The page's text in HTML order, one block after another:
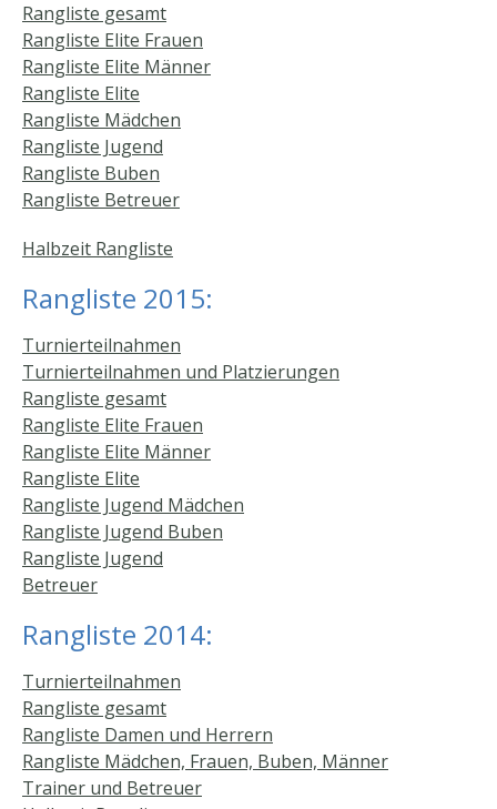
Rangliste gesamt
Rangliste Elite Frauen
Rangliste Elite Männer
Rangliste Elite
Rangliste Mädchen
Rangliste Jugend
Rangliste Buben
Rangliste Betreuer
Halbzeit Rangliste
Rangliste 2015:
Turnierteilnahmen
Turnierteilnahmen und Platzierungen
Rangliste gesamt
Rangliste Elite Frauen
Rangliste Elite Männer
Rangliste Elite
Rangliste Jugend Mädchen
Rangliste Jugend Buben
Rangliste Jugend
Betreuer
Rangliste 2014:
Turnierteilnahmen
Rangliste gesamt
Rangliste Damen und Herrern
Rangliste Mädchen, Frauen, Buben, Männer
Trainer und Betreuer